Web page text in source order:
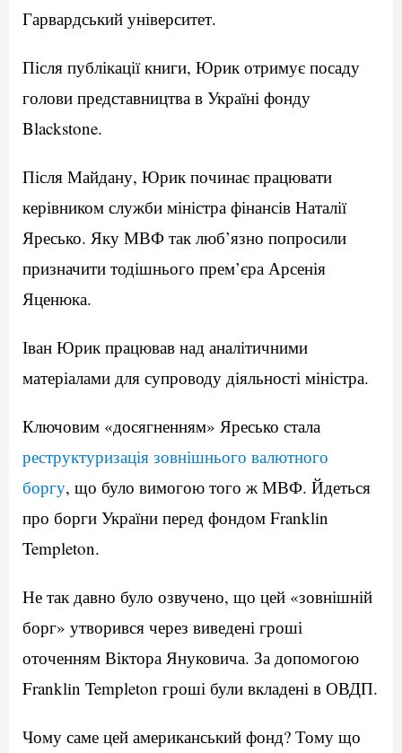
Гарвардський університет.
Після публікації книги, Юрик отримує посаду
голови представництва в Україні фонду
Blackstone.
Після Майдану, Юрик починає працювати
керівником служби міністра фінансів Наталії
Яресько. Яку МВФ так люб’язно попросили
призначити тодішнього прем’єра Арсенія
Яценюка.
Іван Юрик працював над аналітичними
матеріалами для супроводу діяльності міністра.
Ключовим «досягненням» Яресько стала
реструктуризація зовнішнього валютного
боргу, що було вимогою того ж МВФ. Йдеться
про борги України перед фондом Franklin
Templeton.
Не так давно було озвучено, що цей «зовнішній
борг» утворився через виведені гроші
оточенням Віктора Януковича. За допомогою
Franklin Templeton гроші були вкладені в ОВДП.
Чому саме цей американський фонд? Тому що